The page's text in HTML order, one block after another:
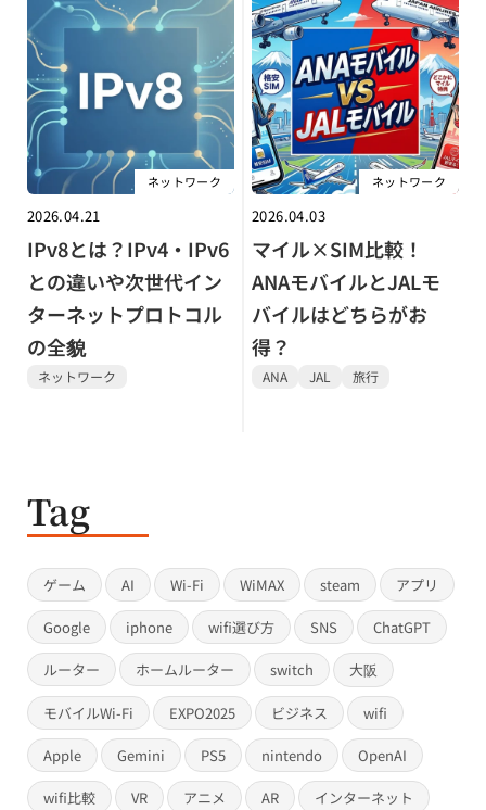
ネットワーク
2026.04.21
IPv8とは？IPv4・IPv6
との違いや次世代イン
ターネットプロトコル
の全貌
ネットワーク
ネットワーク
2026.04.03
マイル×SIM比較！
ANAモバイルとJALモ
バイルはどちらがお
得？
ANA JAL 旅行
Tag
ゲーム AI Wi-Fi WiMAX steam アプリ
Google iphone wifi選び方 SNS ChatGPT
ルーター ホームルーター switch 大阪
モバイルWi-Fi EXPO2025 ビジネス wifi
Apple Gemini PS5 nintendo OpenAI
wifi比較 VR アニメ AR インターネット